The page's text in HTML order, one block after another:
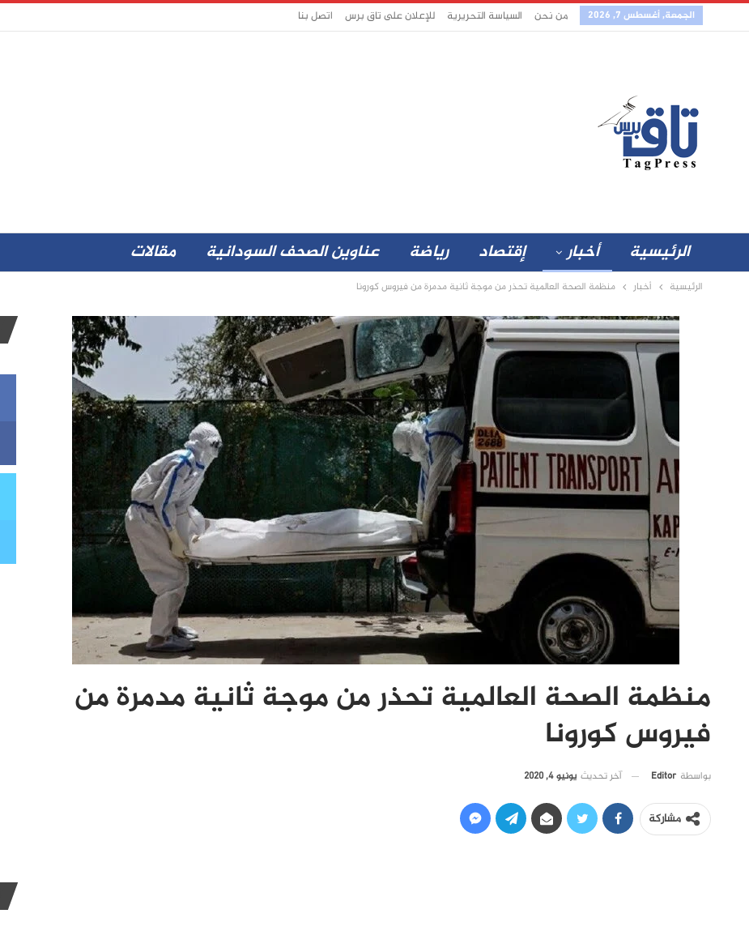
الجمعة, أغسطس 7, 2026 من نحن السياسة التحريرية للإعلان على تاق برس اتصل بنا
الرئيسية أخبار إقتصاد رياضة عناوين الصحف السودانية مقالات
الرئيسية أخبار منظمة الصحة العالمية تحذر من موجة ثانية مدمرة من فيروس كورونا
منظمة الصحة العالمية تحذر من موجة ثانية مدمرة من
فيروس كورونا
بواسطة Editor آخر تحديث يونيو 4, 2020
مشاركة